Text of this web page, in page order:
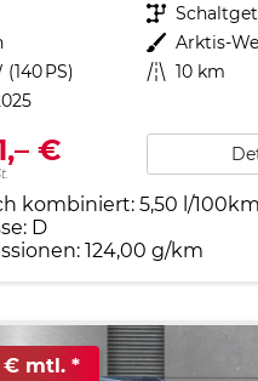
Getriebe
Außenfarbe Arktis-
(140 PS) Kilometerstand 10 km
€
kombiniert: 5,50 l/100km
D
124,00 g/km
€ mtl.